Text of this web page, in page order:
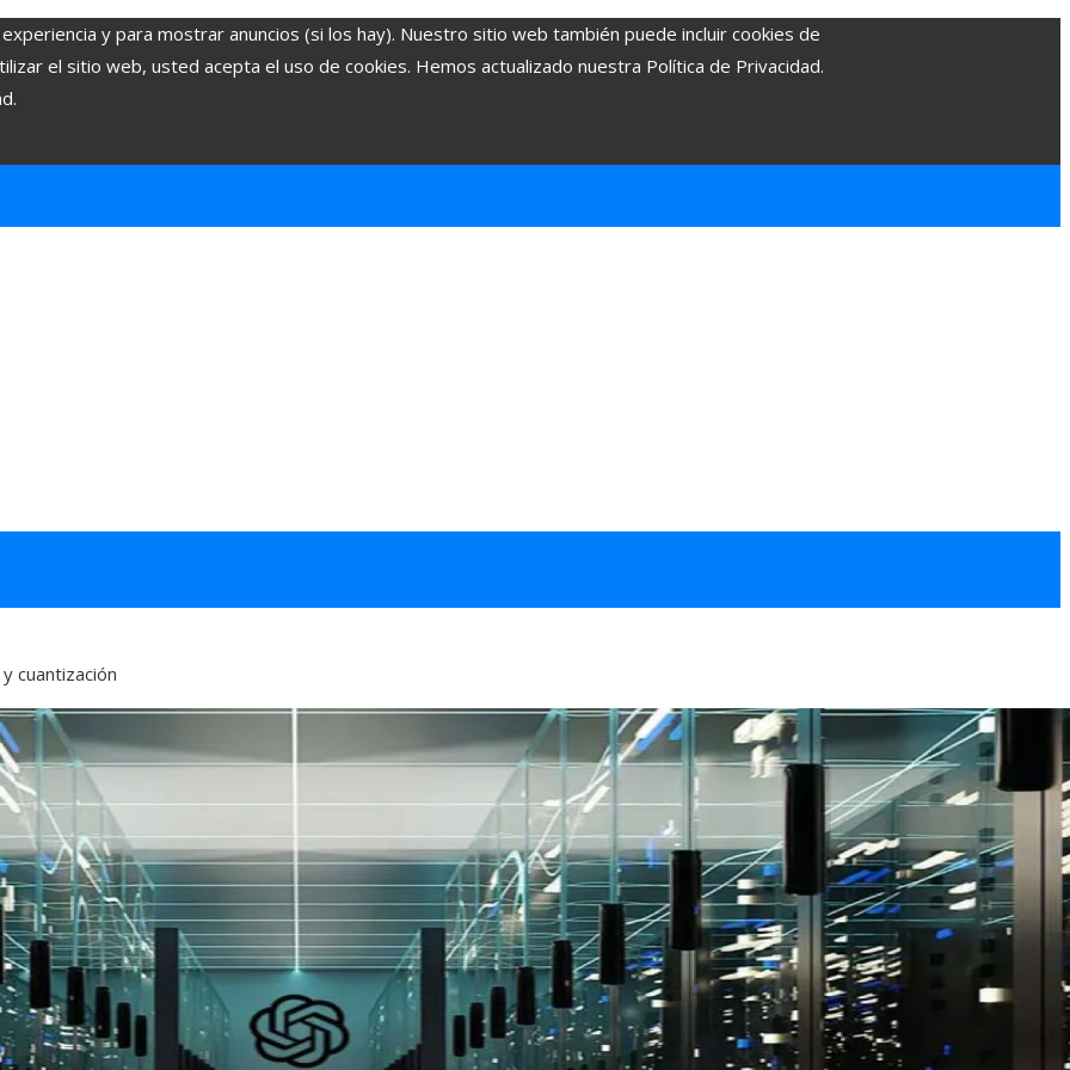
y para mostrar anuncios (si los hay). Nuestro sitio web también puede incluir cookies de
el sitio web, usted acepta el uso de cookies. Hemos actualizado nuestra Política de Privacidad.
cuantización